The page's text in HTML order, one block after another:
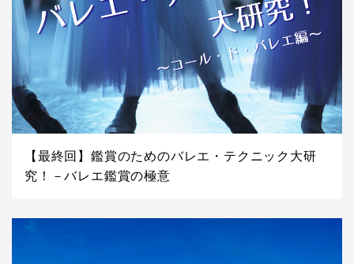
【最終回】鑑賞のためのバレエ・テクニック大研
究！－バレエ鑑賞の極意